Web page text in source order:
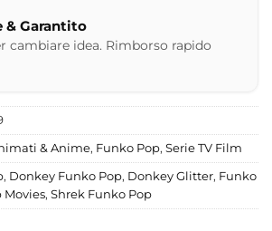
& Garantito
cambiare idea. Rimborso rapido
& Anime, Funko Pop, Serie TV Film
, Donkey Funko Pop, Donkey Glitter, Funko
Movies, Shrek Funko Pop